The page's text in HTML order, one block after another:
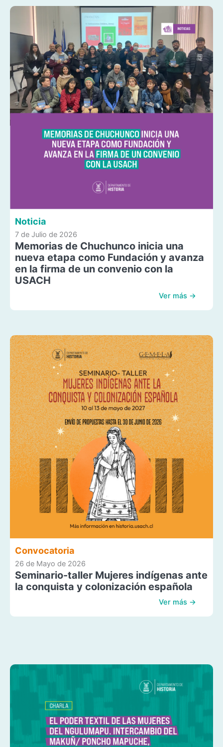
Noticia
7 de Julio de 2026
Memorias de Chuchunco inicia una
nueva etapa como Fundación y avanza
en la firma de un convenio con la
USACH
Ver más →
Convocatoria
26 de Mayo de 2026
Seminario-taller Mujeres indígenas ante
la conquista y colonización española
Ver más →